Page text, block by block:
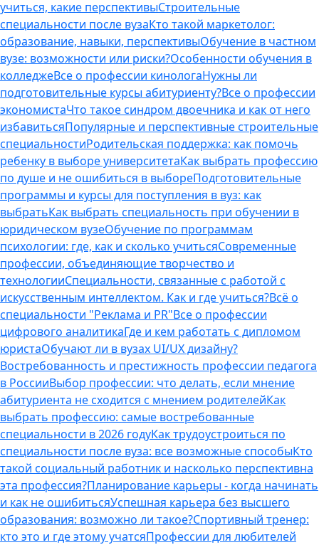
учиться, какие перспективыСтроительные
специальности после вузаКто такой маркетолог:
образование, навыки, перспективыОбучение в частном
вузе: возможности или риски?Особенности обучения в
колледжеВсе о профессии кинологаНужны ли
подготовительные курсы абитуриенту?Все о профессии
экономистаЧто такое синдром двоечника и как от него
избавитьсяПопулярные и перспективные строительные
специальностиРодительская поддержка: как помочь
ребенку в выборе университетаКак выбрать профессию
по душе и не ошибиться в выбореПодготовительные
программы и курсы для поступления в вуз: как
выбратьКак выбрать специальность при обучении в
юридическом вузеОбучение по программам
психологии: где, как и сколько учитьсяСовременные
профессии, объединяющие творчество и
технологииСпециальности, связанные с работой с
искусственным интеллектом. Как и где учиться?Всё о
специальности "Реклама и PR"Все о профессии
цифрового аналитикаГде и кем работать с дипломом
юристаОбучают ли в вузах UI/UX дизайну?
Востребованность и престижность профессии педагога
в РоссииВыбор профессии: что делать, если мнение
абитуриента не сходится с мнением родителейКак
выбрать профессию: самые востребованные
специальности в 2026 годуКак трудоустроиться по
специальности после вуза: все возможные способыКто
такой социальный работник и насколько перспективна
эта профессия?Планирование карьеры - когда начинать
и как не ошибитьсяУспешная карьера без высшего
образования: возможно ли такое?Спортивный тренер:
кто это и где этому учатсяПрофессии для любителей